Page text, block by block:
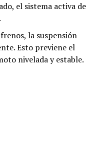
el sistema activa de
la suspensión
Esto previene el
nivelada y estable.